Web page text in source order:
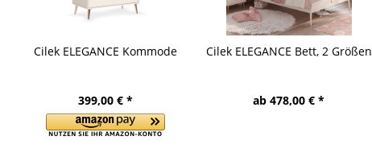
Cilek ELEGANCE Kommode
399,00 € *
Cilek ELEGANCE Bett, 2 Größen
ab 478,00 € *